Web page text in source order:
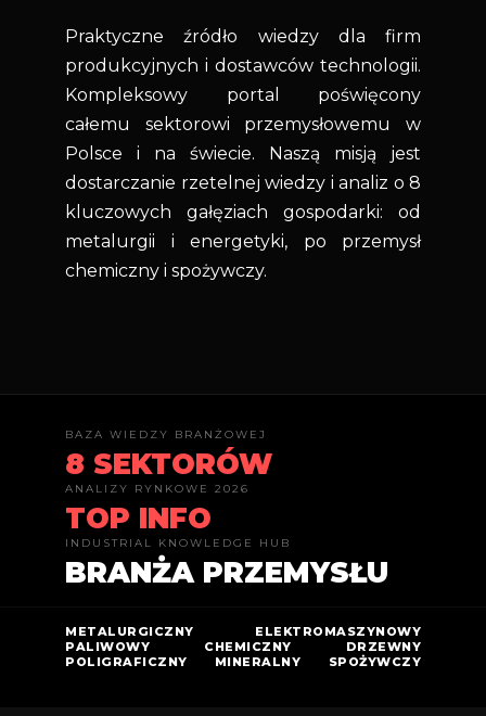
Praktyczne źródło wiedzy dla firm
produkcyjnych i dostawców technologii.
Kompleksowy portal poświęcony
całemu sektorowi przemysłowemu w
Polsce i na świecie. Naszą misją jest
dostarczanie rzetelnej wiedzy i analiz o 8
kluczowych gałęziach gospodarki: od
metalurgii i energetyki, po przemysł
chemiczny i spożywczy.
BAZA WIEDZY BRANŻOWEJ
8 SEKTORÓW
ANALIZY RYNKOWE 2026
TOP INFO
INDUSTRIAL KNOWLEDGE HUB
BRANŻA PRZEMYSŁU
METALURGICZNY
ELEKTROMASZYNOWY
PALIWOWY
CHEMICZNY
DRZEWNY
POLIGRAFICZNY
MINERALNY SPOŻYWCZY